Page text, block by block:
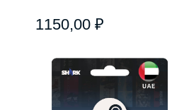
1150,00 ₽